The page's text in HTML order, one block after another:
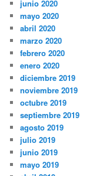
junio 2020
mayo 2020
abril 2020
marzo 2020
febrero 2020
enero 2020
diciembre 2019
noviembre 2019
octubre 2019
septiembre 2019
agosto 2019
julio 2019
junio 2019
mayo 2019